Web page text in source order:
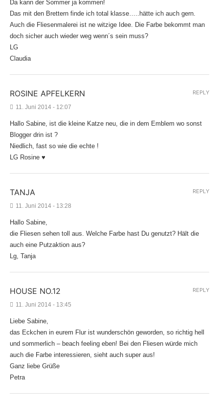
Da kann der Sommer ja kommen!
Das mit den Brettern finde ich total klasse…..hätte ich auch gern.
Auch die Fliesenmalerei ist ne witzige Idee. Die Farbe bekommt man
doch sicher auch wieder weg wenn´s sein muss?
LG
Claudia
ROSINE APFELKERN
11. Juni 2014 - 12:07
Hallo Sabine, ist die kleine Katze neu, die in dem Emblem wo sonst
Blogger drin ist ?
Niedlich, fast so wie die echte !
LG Rosine ♥
REPLY
TANJA
11. Juni 2014 - 13:28
Hallo Sabine,
die Fliesen sehen toll aus. Welche Farbe hast Du genutzt? Hält die
auch eine Putzaktion aus?
Lg, Tanja
REPLY
HOUSE NO.12
11. Juni 2014 - 13:45
Liebe Sabine,
das Eckchen in eurem Flur ist wunderschön geworden, so richtig hell
und sommerlich – beach feeling eben! Bei den Fliesen würde mich
auch die Farbe interessieren, sieht auch super aus!
Ganz liebe Grüße
Petra
REPLY